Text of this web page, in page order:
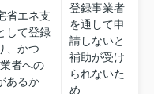
省エネ支
して登録
、かつ
者への
あるか
登録事業者
を通して申
請しないと
補助が受け
られないた
め